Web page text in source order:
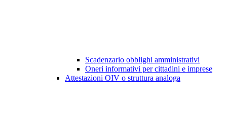
Scadenzario obblighi amministrativi
Oneri informativi per cittadini e imprese
Attestazioni OIV o struttura analoga